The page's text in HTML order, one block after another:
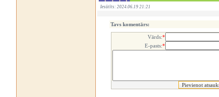
Iesūtīts: 2024.06.19 21:21
Tavs komentārs:
Vārds:*
E-pasts:*